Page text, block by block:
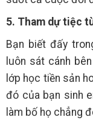
5. Tham dự tiệc
Bạn biết đấy
luôn sát cánh
lớp học tiền sản
đó của bạn sinh
làm bố họ chẳng